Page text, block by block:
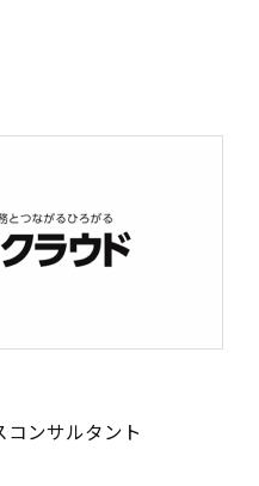
ンサルタント